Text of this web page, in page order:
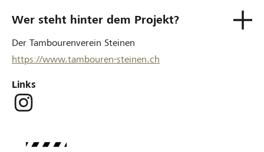
Wer steht hinter dem Projekt?
Der Tambourenverein Steinen
https://www.tambouren-steinen.ch
Links